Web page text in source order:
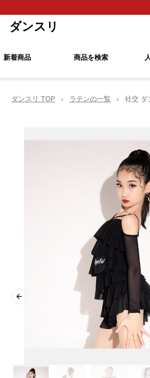
ダンスリ
新着商品 商品を検索
ダンスリ TOP › ラテンの一覧 › 社交 ダ
Previous slide